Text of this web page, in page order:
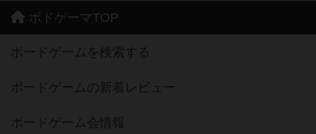
ボドゲーマTOP
ボードゲームを検索する
ボードゲームの新着レビュー
ボードゲーム会情報